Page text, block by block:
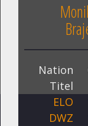
Nation
Titel
ELO
DWZ